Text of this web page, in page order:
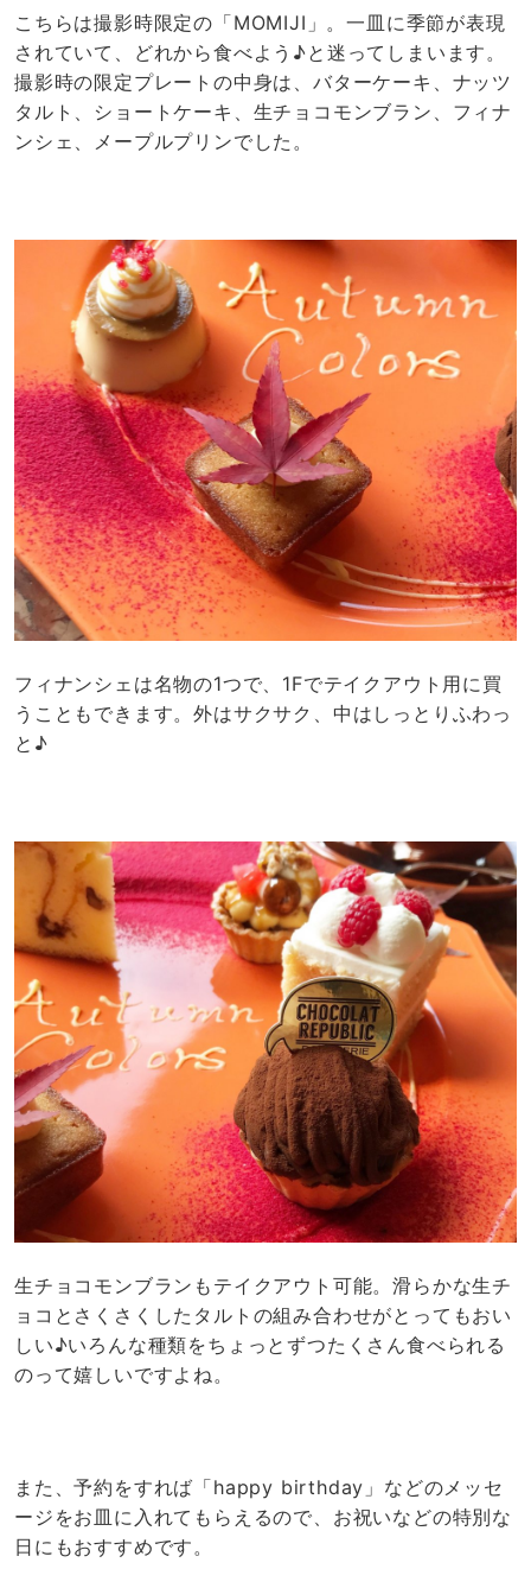
こちらは撮影時限定の「MOMIJI」。一皿に季節が表現
されていて、どれから食べよう♪と迷ってしまいます。
撮影時の限定プレートの中身は、バターケーキ、ナッツ
タルト、ショートケーキ、生チョコモンブラン、フィナ
ンシェ、メープルプリンでした。
フィナンシェは名物の1つで、1Fでテイクアウト用に買
うこともできます。外はサクサク、中はしっとりふわっ
と♪
生チョコモンブランもテイクアウト可能。滑らかな生チ
ョコとさくさくしたタルトの組み合わせがとってもおい
しい♪いろんな種類をちょっとずつたくさん食べられる
のって嬉しいですよね。
また、予約をすれば「happy birthday」などのメッセ
ージをお皿に入れてもらえるので、お祝いなどの特別な
日にもおすすめです。